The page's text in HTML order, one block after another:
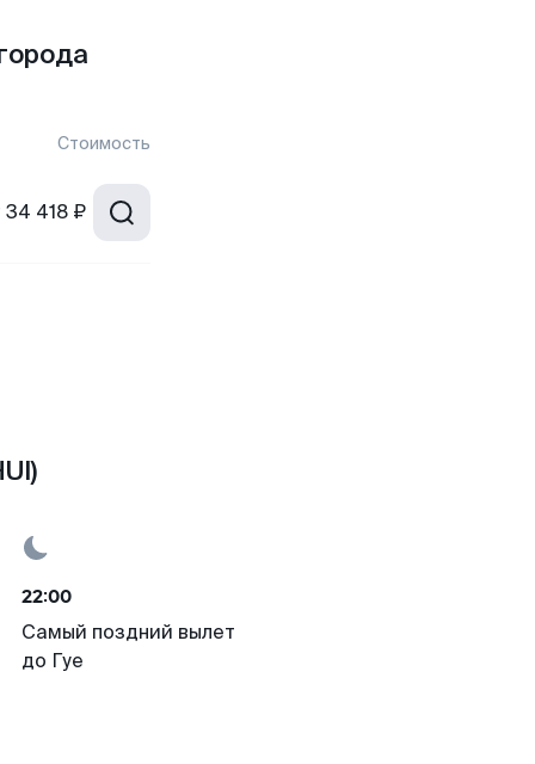
Стоимость
34 418 ₽
22:00
Самый поздний вылет
до Гуе